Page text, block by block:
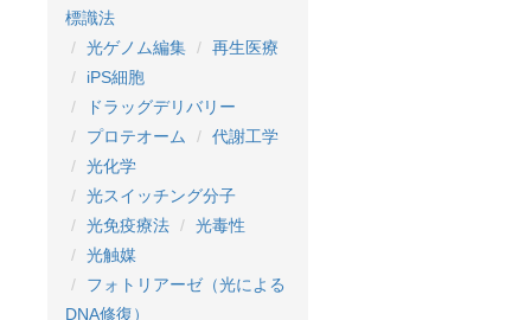
標識法
光ゲノム編集
再生医療
iPS細胞
ドラッグデリバリー
プロテオーム
代謝工学
光化学
光スイッチング分子
光免疫療法
光毒性
光触媒
フォトリアーゼ（光による
DNA修復）